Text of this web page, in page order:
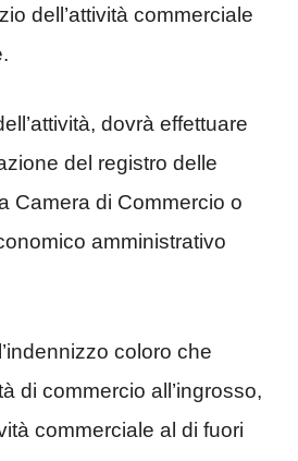
dell’attività commerciale
dovrà effettuare
del registro delle
Camera di Commercio o
amministrativo
coloro che
di commercio all’ingrosso,
commerciale al di fuori